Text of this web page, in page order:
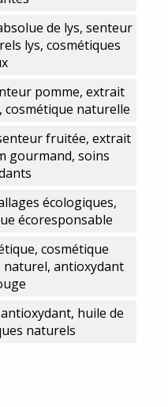
de lys, senteur
lys, cosmétiques
pomme, extrait
cosmétique naturelle
fruitée, extrait
gourmand, soins
écologiques,
écoresponsable
cosmétique
antioxydant
huile de
naturels